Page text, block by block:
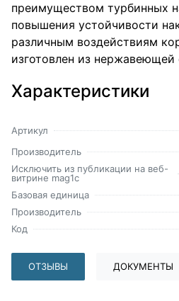
преимуществом турбинных
повышения устойчивости
различным воздействиям
изготовлен из нержавеющей
Характеристики
Артикул
Производитель
Исключить из публикации на веб-
витрине mag1c
Базовая единица
Производитель
Код
ОТЗЫВЫ ДОКУМЕНТЫ